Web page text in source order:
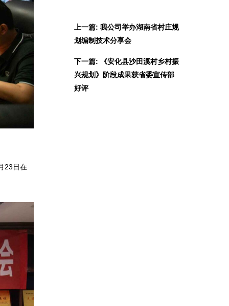
23日在
上一篇: 我公司举办湖南省村庄规
划编制技术分享会
下一篇: 《安化县沙田溪村乡村振
兴规划》阶段成果获省委宣传部
好评